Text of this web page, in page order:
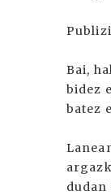
Bai,
bidez
batez
dudan